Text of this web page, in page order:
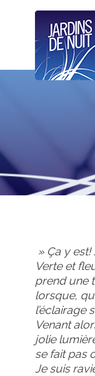
» Ça y est!
Verte et
prend une
lorsque,
l’éclairage
Venant
jolie
se fait pas
Je suis